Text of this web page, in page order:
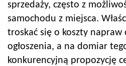
sprzedaży, często z
samochodu z miejsca.
troskać się o koszty napraw
ogłoszenia, a na domiar
konkurencyjną propozycję